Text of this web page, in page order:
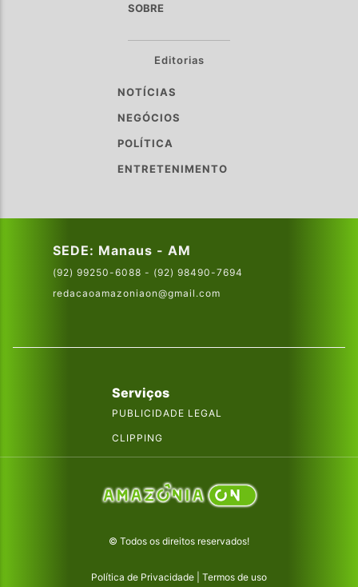
SOBRE
Editorias
NOTÍCIAS
NEGÓCIOS
POLÍTICA
ENTRETENIMENTO
SEDE: Manaus - AM
(92) 99250-6088 - (92) 98490-7694
redacaoamazoniaon@gmail.com
Serviços
PUBLICIDADE LEGAL
CLIPPING
© Todos os direitos reservados!
Política de Privacidade Termos de uso